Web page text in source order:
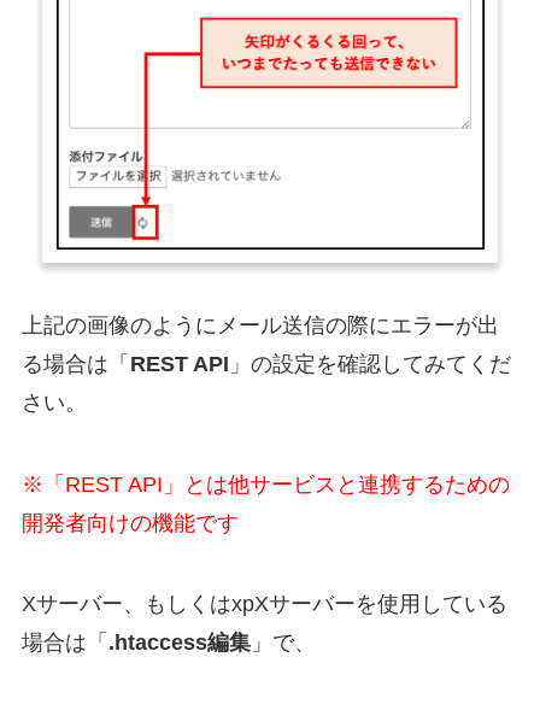
上記の画像のようにメール送信の際にエラーが出
る場合は「 REST API 」の設定を確認してみてくだ
さい。
※「REST API」とは他サービスと連携するための
開発者向けの機能です
Xサーバー、もしくはxpXサーバーを使用している
場合は「 .htaccess編集」で、